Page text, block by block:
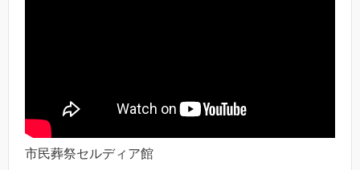
市民葬祭セルディア館